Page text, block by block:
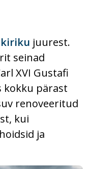
juurest.
seinad
XVI Gustafi
kokku pärast
renoveeritud
kui
ja